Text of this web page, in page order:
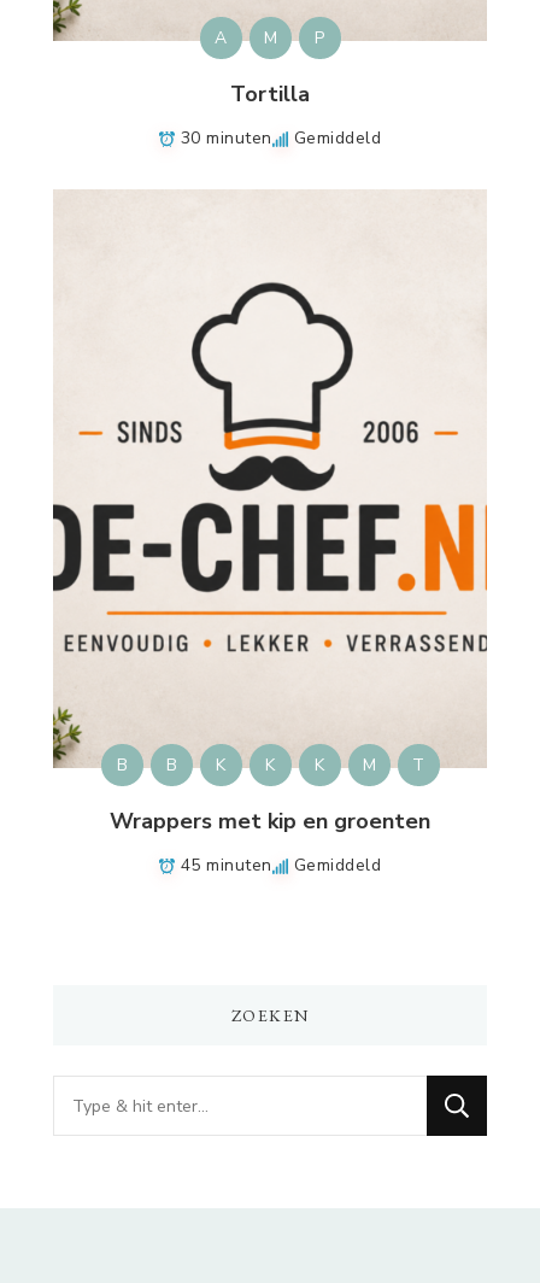
A M P
Tortilla
30 minuten Gemiddeld
B B K K K M T
Wrappers met kip en groenten
45 minuten Gemiddeld
ZOEKEN
Op
zoek